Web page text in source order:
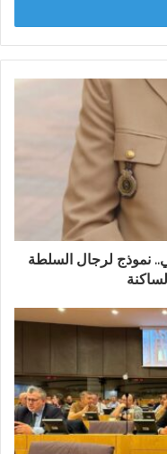
نموذج لرجال السلطة